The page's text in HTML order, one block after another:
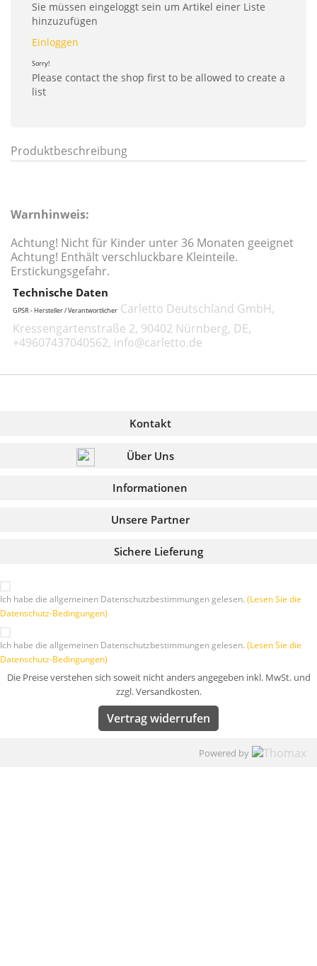
Sie müssen eingeloggt sein um Artikel einer Liste
hinzuzufügen
Einloggen
Sorry!
Please contact the shop first to be allowed to create a
list
Produktbeschreibung
Warnhinweis:
Achtung! Nicht für Kinder unter 36 Monaten geeignet
Achtung! Enthält verschluckbare Kleinteile.
Erstickungsgefahr.
Technische Daten
GPSR - Hersteller / Verantwortlicher Carletto Deutschland GmbH,
Kressengartenstraße 2, 90402 Nürnberg, DE,
+49607437040562, info@carletto.de
Kontakt
Über Uns
Informationen
Sichere Lieferung
Unsere Partner
Ich habe die allgemeinen Datenschutzbestimmungen gelesen. (Lesen Sie die
Datenschutz-Bedingungen)
Ich habe die allgemeinen Datenschutzbestimmungen gelesen. (Lesen Sie die
Datenschutz-Bedingungen)
Die Preise verstehen sich soweit nicht anders angegeben inkl. MwSt. und
zzgl. Versandkosten.
Vertrag widerrufen
Powered by